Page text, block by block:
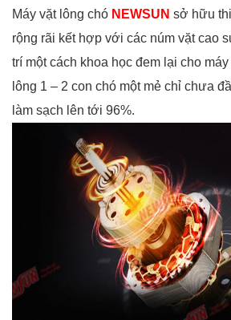
Máy vặt lông chó NEWSUN sở hữu
rộng rãi kết hợp với các núm vặt cao
trí một cách khoa học đem lại cho
lông 1 – 2 con chó một mẻ chỉ chưa
làm sạch lên tới 96%.